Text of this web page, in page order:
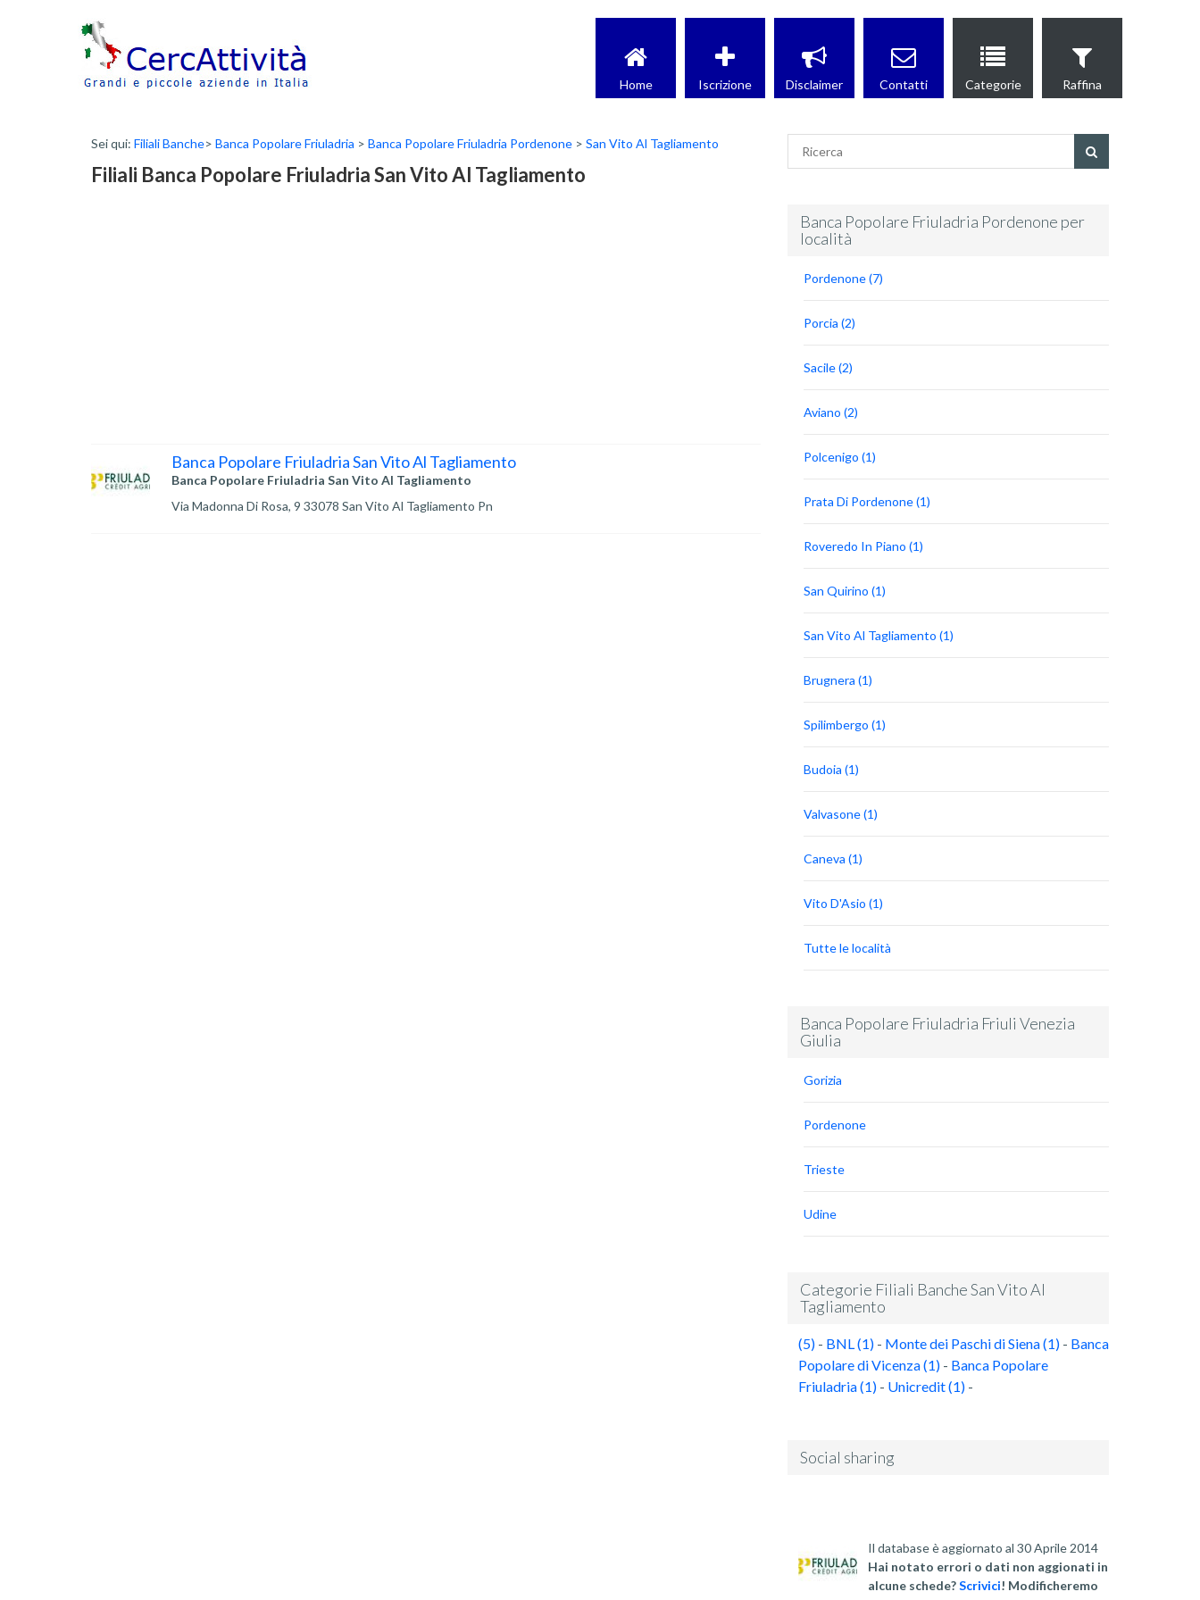
Home Iscrizione Disclaimer Contatti Categorie Raffina
Sei qui: Filiali Banche> Banca Popolare Friuladria > Banca Popolare Friuladria Pordenone > San Vito Al Tagliamento
Filiali Banca Popolare Friuladria San Vito Al Tagliamento
Banca Popolare Friuladria San Vito Al Tagliamento
Banca Popolare Friuladria San Vito Al Tagliamento
Via Madonna Di Rosa, 9 33078 San Vito Al Tagliamento Pn
Banca Popolare Friuladria Pordenone per
località
Pordenone (7)
Porcia (2)
Sacile (2)
Aviano (2)
Polcenigo (1)
Prata Di Pordenone (1)
Roveredo In Piano (1)
San Quirino (1)
San Vito Al Tagliamento (1)
Brugnera (1)
Spilimbergo (1)
Budoia (1)
Valvasone (1)
Caneva (1)
Vito D'Asio (1)
Tutte le località
Banca Popolare Friuladria Friuli Venezia
Giulia
Gorizia
Pordenone
Trieste
Udine
Categorie Filiali Banche San Vito Al
Tagliamento
(5) - BNL (1) - Monte dei Paschi di Siena (1) - Banca
Popolare di Vicenza (1) - Banca Popolare
Friuladria (1) - Unicredit (1) -
Social sharing
Il database è aggiornato al 30 Aprile 2014
Hai notato errori o dati non aggionati in
alcune schede?Scrivici! Modificheremo